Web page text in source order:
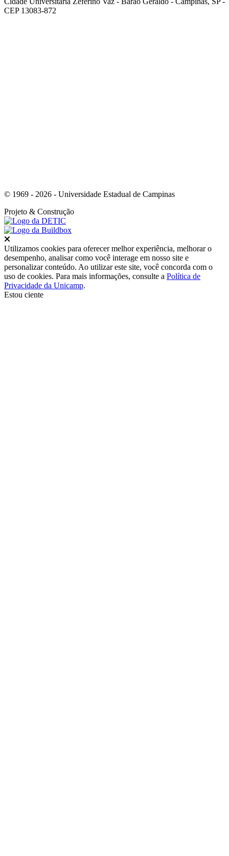
CEP 13083-872
© 1969 - 2026 - Universidade Estadual de Campinas
Projeto & Construção
Utilizamos cookies para oferecer melhor experiência, melhorar o
desempenho, analisar como você interage em nosso site e
personalizar conteúdo. Ao utilizar este site, você concorda com o
uso de cookies. Para mais informações, consulte a Política de
Privacidade da Unicamp.
Estou ciente